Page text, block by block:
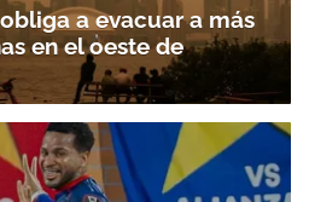
a evacuar a más
en el oeste de